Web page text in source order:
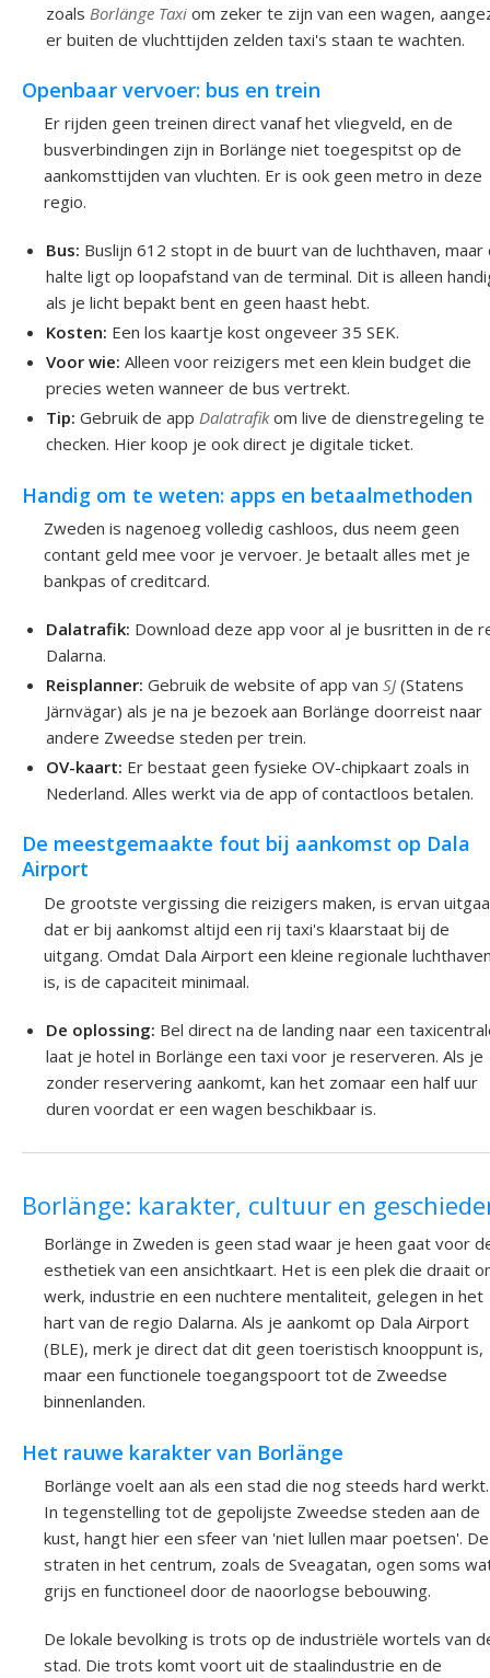
zoals Borlänge Taxi om zeker te zijn van een wagen,
er buiten de vluchttijden zelden taxi's staan te wachten.
Openbaar vervoer: bus en trein
Er rijden geen treinen direct vanaf het vliegveld, en de
busverbindingen zijn in Borlänge niet toegespitst op de
aankomsttijden van vluchten. Er is ook geen metro in deze
regio.
Bus: Buslijn 612 stopt in de buurt van de luchthaven, maar
halte ligt op loopafstand van de terminal. Dit is alleen
als je licht bepakt bent en geen haast hebt.
Kosten: Een los kaartje kost ongeveer 35 SEK.
Voor wie: Alleen voor reizigers met een klein budget die
precies weten wanneer de bus vertrekt.
Tip: Gebruik de appDalatrafikom live de dienstregeling te
checken. Hier koop je ook direct je digitale ticket.
Handig om te weten: apps en betaalmethoden
Zweden is nagenoeg volledig cashloos, dus neem geen
contant geld mee voor je vervoer. Je betaalt alles met je
bankpas of creditcard.
Dalatrafik: Download deze app voor al je busritten in de
Dalarna.
Reisplanner: Gebruik de website of app vanSJ (Statens
Järnvägar) als je na je bezoek aan Borlänge doorreist naar
andere Zweedse steden per trein.
OV-kaart: Er bestaat geen fysieke OV-chipkaart zoals in
Nederland. Alles werkt via de app of contactloos betalen.
De meestgemaakte fout bij aankomst op Dala
Airport
De grootste vergissing die reizigers maken, is ervan
dat er bij aankomst altijd een rij taxi's klaarstaat bij de
uitgang. Omdat Dala Airport een kleine regionale
is, is de capaciteit minimaal.
De oplossing: Bel direct na de landing naar een
laat je hotel in Borlänge een taxi voor je reserveren. Als je
zonder reservering aankomt, kan het zomaar een half uur
duren voordat er een wagen beschikbaar is.
Borlänge: karakter, cultuur en
Borlänge in Zweden is geen stad waar je heen gaat voor
esthetiek van een ansichtkaart. Het is een plek die draait
werk, industrie en een nuchtere mentaliteit, gelegen in het
hart van de regio Dalarna. Als je aankomt op Dala Airport
(BLE), merk je direct dat dit geen toeristisch knooppunt is,
maar een functionele toegangspoort tot de Zweedse
binnenlanden.
Het rauwe karakter van Borlänge
Borlänge voelt aan als een stad die nog steeds hard werkt.
In tegenstelling tot de gepolijste Zweedse steden aan de
kust, hangt hier een sfeer van 'niet lullen maar poetsen'. De
straten in het centrum, zoals de Sveagatan, ogen soms
grijs en functioneel door de naoorlogse bebouwing.
De lokale bevolking is trots op de industriële wortels van
stad. Die trots komt voort uit de staalindustrie en de